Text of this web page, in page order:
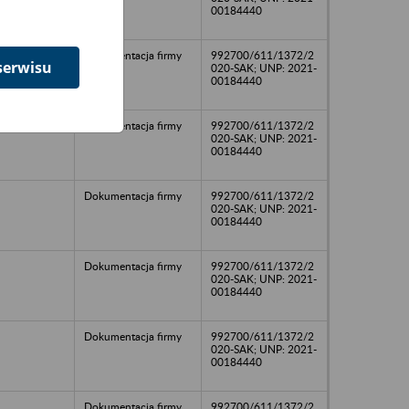
00184440
Dokumentacja firmy
992700/611/1372/2
020-SAK; UNP: 2021-
00184440
Dokumentacja firmy
992700/611/1372/2
020-SAK; UNP: 2021-
00184440
Dokumentacja firmy
992700/611/1372/2
020-SAK; UNP: 2021-
00184440
Dokumentacja firmy
992700/611/1372/2
020-SAK; UNP: 2021-
00184440
Dokumentacja firmy
992700/611/1372/2
020-SAK; UNP: 2021-
00184440